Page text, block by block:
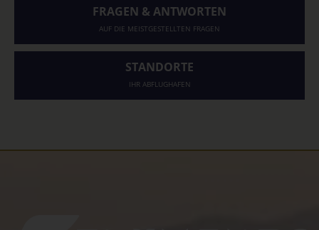
FRAGEN & ANTWORTEN
AUF DIE MEISTGESTELLTEN FRAGEN
STANDORTE
IHR ABFLUGHAFEN